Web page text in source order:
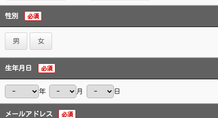
性別 必須
男 女
生年月日 必須
年 月 日
メールアドレス 必須